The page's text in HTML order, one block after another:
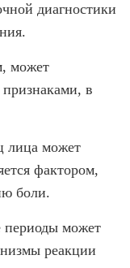
диагностики
может
признаками, в
лица может
фактором,
боли.
периоды может
реакции